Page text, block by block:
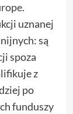
.
uznanej
są
spoza
z
po
funduszy